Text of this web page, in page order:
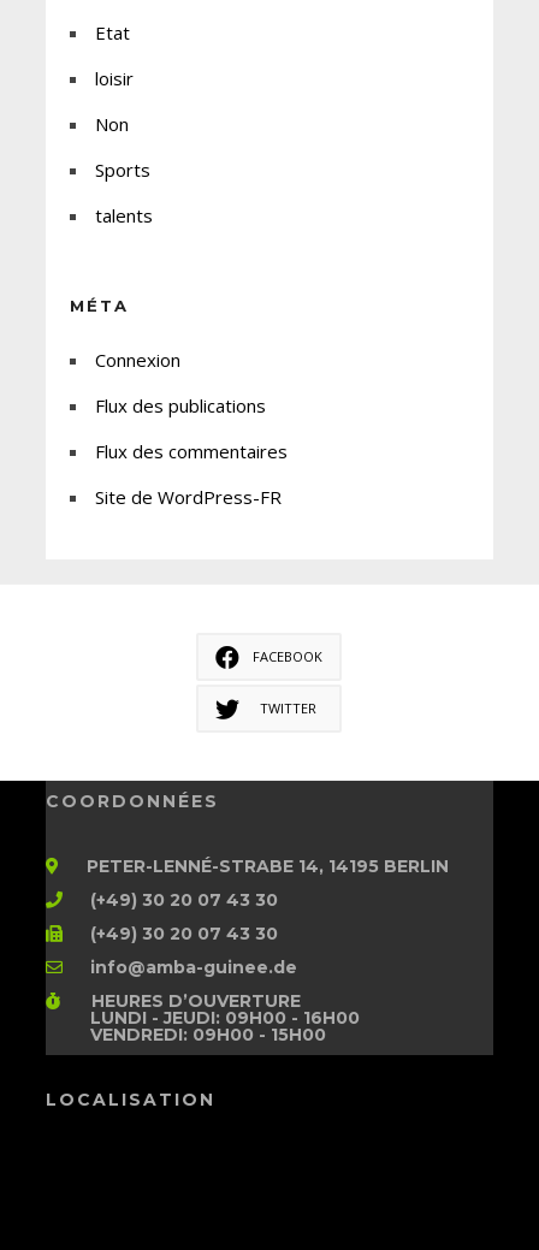
Etat
loisir
Non
Sports
talents
MÉTA
Connexion
Flux des publications
Flux des commentaires
Site de WordPress-FR
FACEBOOK
TWITTER
COORDONNÉES
PETER-LENNÉ-STRABE 14, 14195 BERLIN
(+49) 30 20 07 43 30
(+49) 30 20 07 43 30
info@amba-guinee.de
HEURES D’OUVERTURE
LUNDI - JEUDI: 09H00 - 16H00
VENDREDI: 09H00 - 15H00
LOCALISATION